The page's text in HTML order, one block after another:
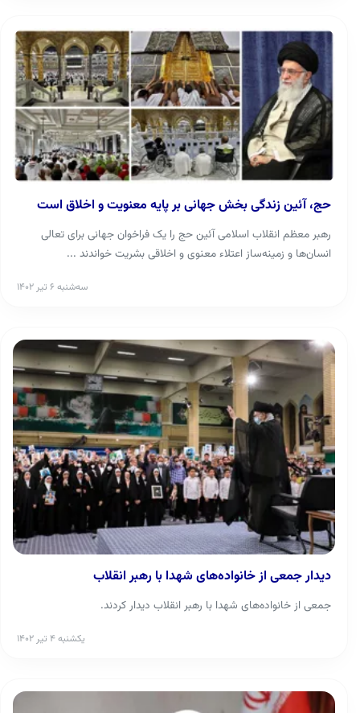
حج، آئین زندگی بخش جهانی بر پایه معنویت و اخلاق است
رهبر معظم انقلاب اسلامی آئین حج را یک فراخوان جهانی برای تعالی
انسان‌ها و زمینه‌ساز اعتلاء معنوی و اخلاقی بشریت خواندند ...
سه‌شنبه ۶ تیر ۱۴۰۲
دیدار جمعی از خانواده‌های شهدا با رهبر انقلاب
جمعی از خانواده‌های شهدا با رهبر انقلاب دیدار کردند.
یکشنبه ۴ تیر ۱۴۰۲